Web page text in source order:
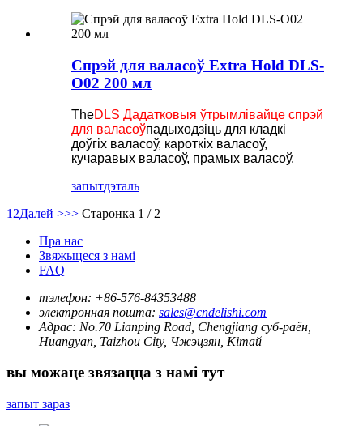
Спрэй для валасоў Extra Hold DLS-
O02 200 мл
TheDLS Дадатковыя ўтрымлівайце спрэй
для валасоўпадыходзіць для кладкі
доўгіх валасоў, кароткіх валасоў,
кучаравых валасоў, прамых валасоў.
запытдэталь
1 2Далей >>> Старонка 1 / 2
Пра нас
Звяжыцеся з намі
FAQ
тэлефон: +86-576-84353488
электронная пошта: sales@cndelishi.com
Адрас: No.70 Lianping Road, Chengjiang суб-раён,
Huangyan, Taizhou City, Чжэцзян, Кітай
вы можаце звязацца з намі тут
запыт зараз